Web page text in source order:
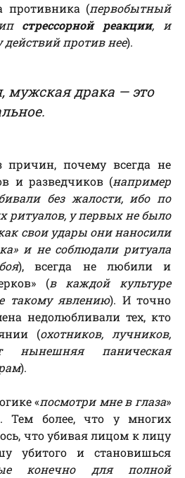
противника (первобытный
стрессорной реакции, и
против нее).
мужская драка — это
почему всегда не
и разведчиков (например
без жалости, ибо по
ритуалов, у первых не было
свои удары они наносили
и не соблюдали ритуала
), всегда не любили и
(в каждой культуре
такому явлению). И точно
недолюбливали тех, кто
(охотников, лучников,
нынешняя паническая
).
«посмотри мне в глаза»
Тем более, что у многих
что убивая лицом к лицу
убитого и становишься
конечно для полной